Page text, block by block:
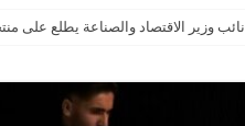
نائب وزير الاقتصاد والصناعة يطلع على